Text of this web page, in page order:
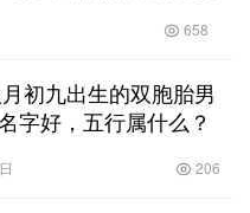
658
初九出生的双胞胎男
字好，五行属什么？
206